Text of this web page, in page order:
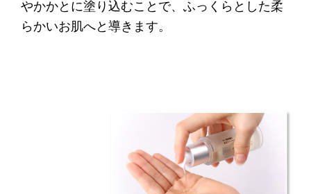
やかかとに塗り込むことで、ふっくらとした柔
らかいお肌へと導きます。